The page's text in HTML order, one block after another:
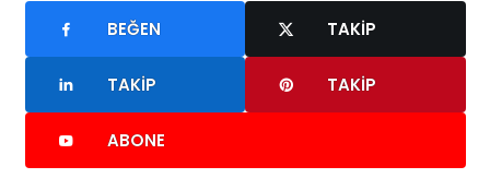
BEĞEN TAKIP
TAKIP TAKIP
ABONE